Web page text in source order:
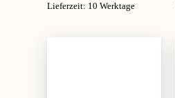
Lieferzeit: 10 Werktage